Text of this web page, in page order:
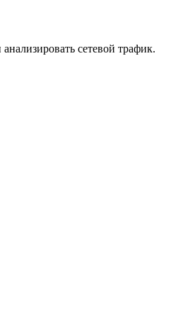
сетевой трафик.